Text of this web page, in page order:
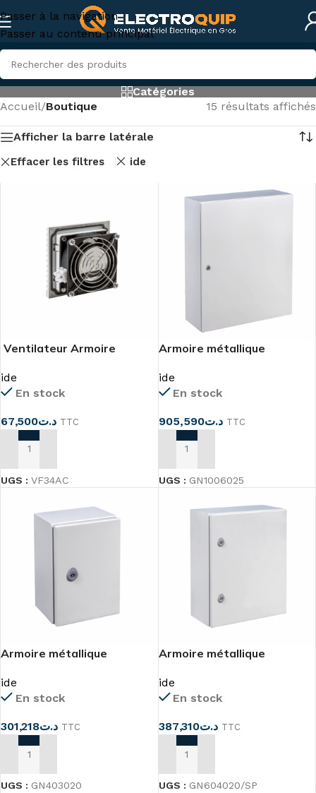
Passer à la navigation
Passer au contenu principal
Catégories
Accueil/Boutique 15 résultats affichés
Afficher la barre latérale
Effacer les filtres ide
Ventilateur Armoire
ide
En stock
د.ت67,500 TTC
AJOUTER AU PANIER
UGS : VF34AC
Armoire métallique
ide
En stock
د.ت905,590 TTC
AJOUTER AU PANIER
UGS : GN1006025
Armoire métallique
ide
En stock
د.ت301,218 TTC
AJOUTER AU PANIER
UGS : GN403020
Armoire métallique
ide
En stock
د.ت387,310 TTC
AJOUTER AU PANIER
UGS : GN604020/SP